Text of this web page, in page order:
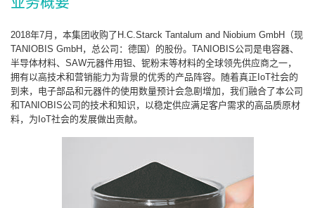
2018年7月，本集团收购了H.C.Starck Tantalum and Niobium GmbH（现
TANIOBIS GmbH，总公司：德国）的股份。TANIOBIS公司是电容器、
半导体材料、SAW元器件用钽、铌粉末等材料的全球领先供应商之一，
拥有以高技术和营销能力为背景的优秀的产品阵容。随着真正IoT社会的
到来，电子部品和元器件的使用数量预计会急剧增加，我们融合了本公司
和TANIOBIS公司的技术和知识，以稳定供应满足客户需求的高品质原材
料，为IoT社会的发展做出贡献。